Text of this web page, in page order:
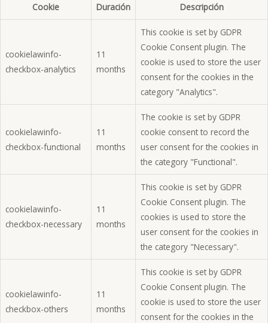
Cookie
Duración Descripción
cookielawinfo-
checkbox-analytics
11
months
This cookie is set by GDPR
Cookie Consent plugin. The
cookie is used to store the user
consent for the cookies in the
category "Analytics".
cookielawinfo-
checkbox-functional
11
months
The cookie is set by GDPR
cookie consent to record the
user consent for the cookies in
the category "Functional".
cookielawinfo-
checkbox-necessary
11
months
This cookie is set by GDPR
Cookie Consent plugin. The
cookies is used to store the
user consent for the cookies in
the category "Necessary".
cookielawinfo-
checkbox-others
11
months
This cookie is set by GDPR
Cookie Consent plugin. The
cookie is used to store the user
consent for the cookies in the